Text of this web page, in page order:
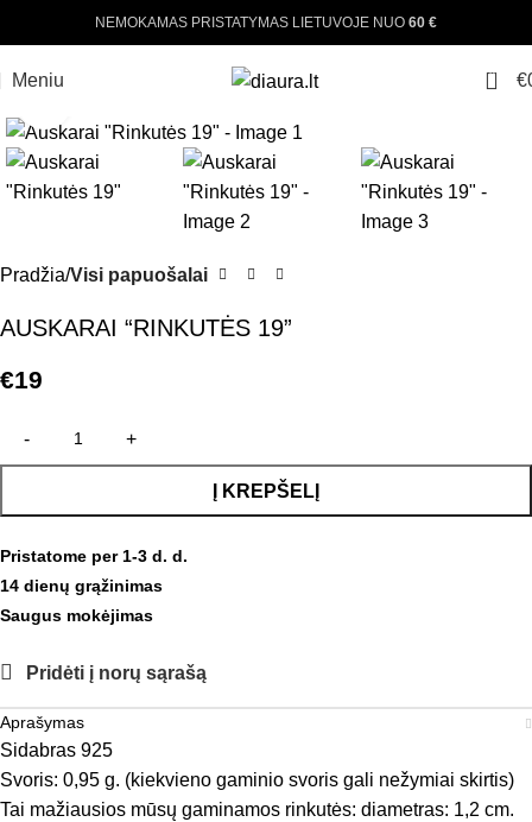
NEMOKAMAS PRISTATYMAS LIETUVOJE NUO 60 €
Meniu 0 €
Pradžia Visi papuošalai
AUSKARAI “RINKUTĖS 19”
€19
Į KREPŠELĮ
Pristatome per 1-3 d. d.
14 dienų grąžinimas
Saugus mokėjimas
Pridėti į norų sąrašą
Aprašymas
Sidabras 925
Svoris: 0,95 g. (kiekvieno gaminio svoris gali nežymiai skirtis)
Tai mažiausios mūsų gaminamos rinkutės: diametras: 1,2 cm.